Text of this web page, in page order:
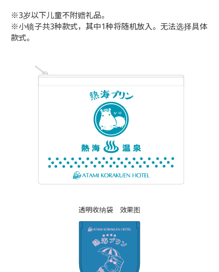
※3岁以下儿童不附赠礼品。
※小镜子共3种款式，其中1种将随机放入。无法选择具体
款式。
透明收纳袋 效果图